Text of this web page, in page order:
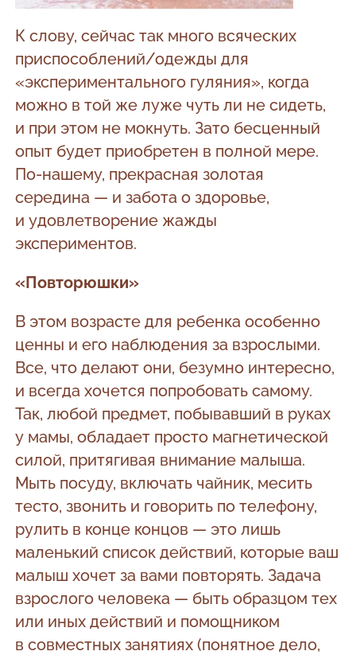
К слову, сейчас так много всяческих
приспособлений/одежды для
«экспериментального гуляния», когда
можно в той же луже чуть ли не сидеть,
и при этом не мокнуть. Зато бесценный
опыт будет приобретен в полной мере.
По-нашему, прекрасная золотая
середина — и забота о здоровье,
и удовлетворение жажды
экспериментов.
«Повторюшки»
В этом возрасте для ребенка особенно
ценны и его наблюдения за взрослыми.
Все, что делают они, безумно интересно,
и всегда хочется попробовать самому.
Так, любой предмет, побывавший в руках
у мамы, обладает просто магнетической
силой, притягивая внимание малыша.
Мыть посуду, включать чайник, месить
тесто, звонить и говорить по телефону,
рулить в конце концов — это лишь
маленький список действий, которые ваш
малыш хочет за вами повторять. Задача
взрослого человека — быть образцом тех
или иных действий и помощником
в совместных занятиях (понятное дело,